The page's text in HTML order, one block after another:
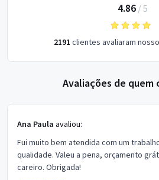
4.86/ 5
2191 clientes avaliaram
Avaliações de
Ana Paula avaliou:
Fui muito bem atendida com um
qualidade. Valeu a pena, orçamento
careiro. Obrigada!